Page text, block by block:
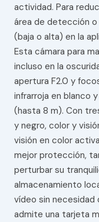
actividad. Para
área de detección
(baja o alta) en la
Esta cámara para
incluso en la
apertura F2.0 y
infrarroja en blanco
(hasta 8 m). Con
y negro, color y
visión en color
mejor protección,
perturbar su
almacenamiento
vídeo sin necesidad
admite una tarjeta